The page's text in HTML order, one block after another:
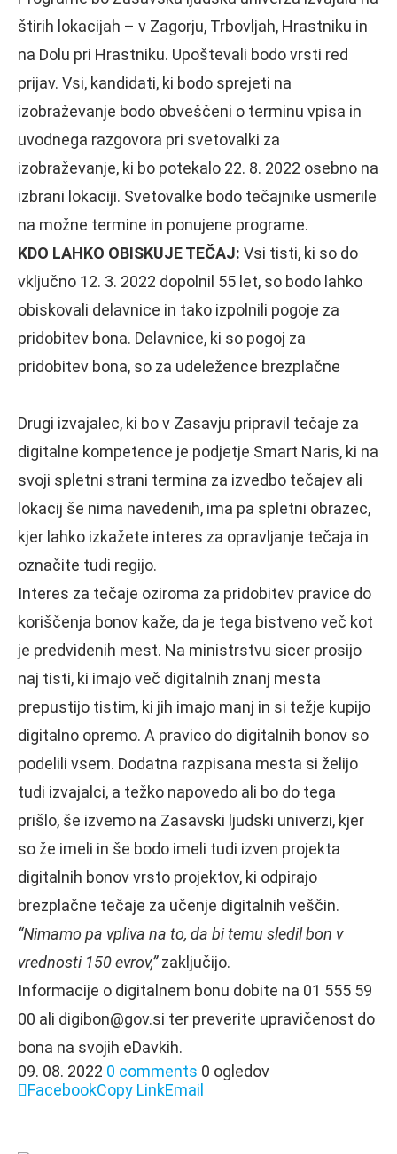
štirih lokacijah – v Zagorju, Trbovljah, Hrastniku in
na Dolu pri Hrastniku. Upoštevali bodo vrsti red
prijav. Vsi, kandidati, ki bodo sprejeti na
izobraževanje bodo obveščeni o terminu vpisa in
uvodnega razgovora pri svetovalki za
izobraževanje, ki bo potekalo 22. 8. 2022 osebno na
izbrani lokaciji. Svetovalke bodo tečajnike usmerile
na možne termine in ponujene programe.
KDO LAHKO OBISKUJE TEČAJ: Vsi tisti, ki so do
vključno 12. 3. 2022 dopolnil 55 let, so bodo lahko
obiskovali delavnice in tako izpolnili pogoje za
pridobitev bona. Delavnice, ki so pogoj za
pridobitev bona, so za udeležence brezplačne
Drugi izvajalec, ki bo v Zasavju pripravil tečaje za
digitalne kompetence je podjetje Smart Naris, ki na
svoji spletni strani termina za izvedbo tečajev ali
lokacij še nima navedenih, ima pa spletni obrazec,
kjer lahko izkažete interes za opravljanje tečaja in
označite tudi regijo.
Interes za tečaje oziroma za pridobitev pravice do
koriščenja bonov kaže, da je tega bistveno več kot
je predvidenih mest. Na ministrstvu sicer prosijo
naj tisti, ki imajo več digitalnih znanj mesta
prepustijo tistim, ki jih imajo manj in si težje kupijo
digitalno opremo. A pravico do digitalnih bonov so
podelili vsem. Dodatna razpisana mesta si želijo
tudi izvajalci, a težko napovedo ali bo do tega
prišlo, še izvemo na Zasavski ljudski univerzi, kjer
so že imeli in še bodo imeli tudi izven projekta
digitalnih bonov vrsto projektov, ki odpirajo
brezplačne tečaje za učenje digitalnih veščin.
“Nimamo pa vpliva na to, da bi temu sledil bon v
vrednosti 150 evrov,”zaključijo.
Informacije o digitalnem bonu dobite na 01 555 59
00 ali digibon@gov.si ter preverite upravičenost do
bona na svojih eDavkih.
09. 08. 2022 0 comments 0 ogledov
FacebookCopy LinkEmail